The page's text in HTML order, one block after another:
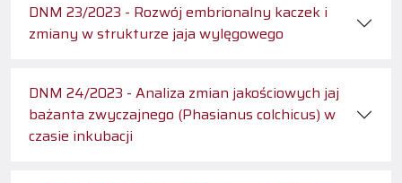
DNM 23/2023 - Rozwój embrionalny kaczek i
zmiany w strukturze jaja wylęgowego
DNM 24/2023 - Analiza zmian jakościowych jaj
bażanta zwyczajnego (Phasianus colchicus) w
czasie inkubacji